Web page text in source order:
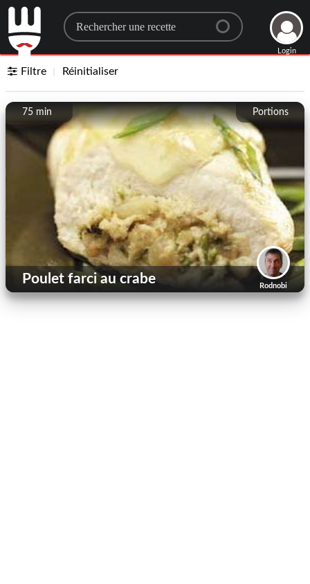
Search for a recipe
Login
Filtre Réinitialiser
Portions
75 min
Rodnobi
Poulet farci au crabe